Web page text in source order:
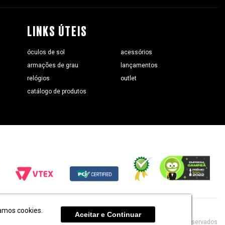
cookies.
Aceitar e Continuar
LINKS ÚTEIS
óculos de sol
acessórios
armações de grau
lançamentos
relógios
outlet
catálogo de produtos
chilli beans 2020 | todos os direitos reservados